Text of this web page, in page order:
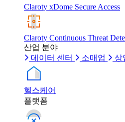
Claroty xDome Secure Access
Claroty Continuous Threat
산업 분야
데이터 센터
소매업 상
헬스케어
플랫폼